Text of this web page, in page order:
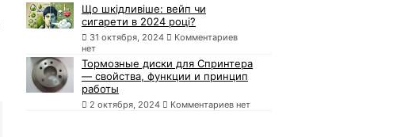
Що шкідливіше: вейп чи
сигарети в 2024 році?
31 октября, 2024
Комментариев
нет
Тормозные диски для Спринтера
— свойства, функции и принцип
работы
2 октября, 2024 Комментариев нет